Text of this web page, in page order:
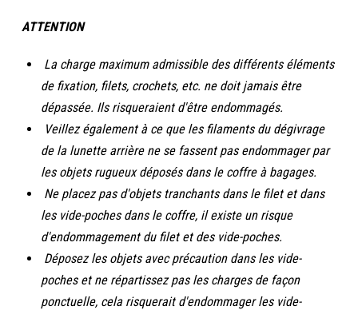
ATTENTION
La charge maximum admissible des différents éléments
de fixation, filets, crochets, etc. ne doit jamais être
dépassée. Ils risqueraient d'être endommagés.
Veillez également à ce que les filaments du dégivrage
de la lunette arrière ne se fassent pas endommager par
les objets rugueux déposés dans le coffre à bagages.
Ne placez pas d'objets tranchants dans le filet et dans
les vide-poches dans le coffre, il existe un risque
d'endommagement du filet et des vide-poches.
Déposez les objets avec précaution dans les vide-
poches et ne répartissez pas les charges de façon
ponctuelle, cela risquerait d'endommager les vide-